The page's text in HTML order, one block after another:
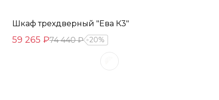
Шкаф трехдверный "Ева К3"
59 265 ₽74 440 ₽ 20%